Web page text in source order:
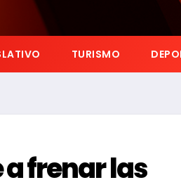
TURISMO
frenar las